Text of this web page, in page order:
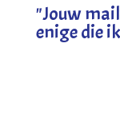
"Jouw
enige die